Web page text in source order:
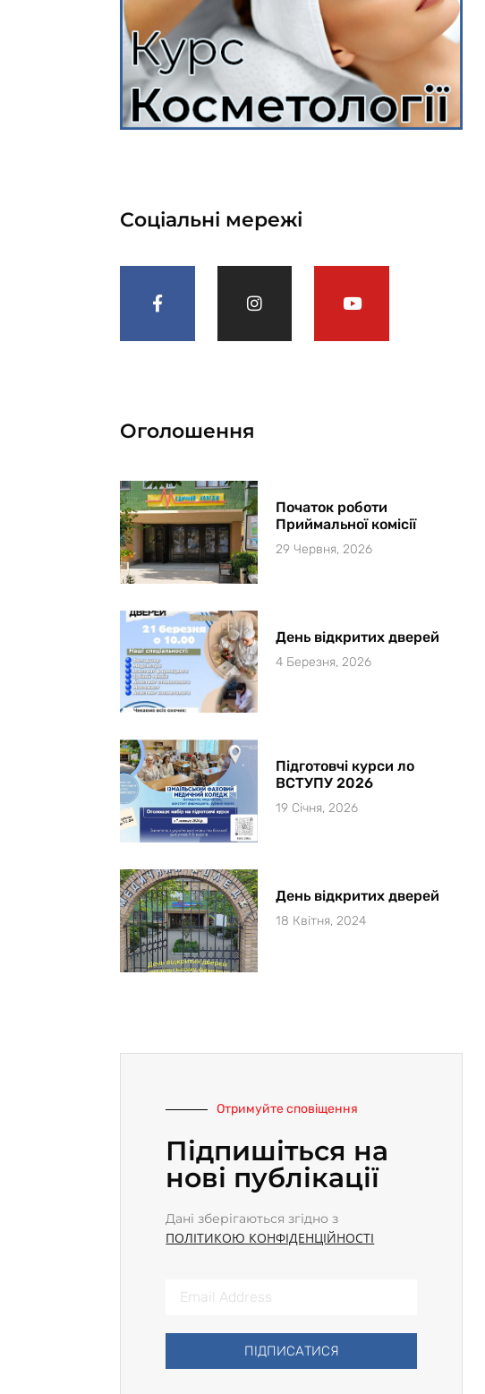
Соціальні мережі
Оголошення
Початок роботи
Приймальної комісії
29 Червня, 2026
День відкритих дверей
4 Березня, 2026
Підготовчі курси ло
ВСТУПУ 2026
19 Січня, 2026
День відкритих дверей
18 Квітня, 2024
Отримуйте сповіщення
Підпишіться на
нові публікації
Дані зберігаються згідно з
ПОЛІТИКОЮ КОНФІДЕНЦІЙНОСТІ
ПІДПИСАТИСЯ